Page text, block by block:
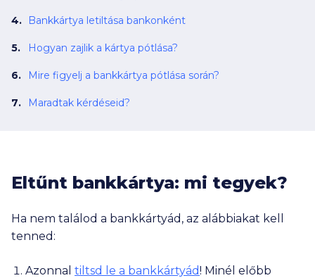
Bankkártya letiltása bankonként
Hogyan zajlik a kártya pótlása?
Mire figyelj a bankkártya pótlása során?
Maradtak kérdéseid?
Eltűnt bankkártya: mi tegyek?
Ha nem találod a bankkártyád, az alábbiakat kell
tenned:
Azonnal tiltsd le a bankkártyád! Minél előbb